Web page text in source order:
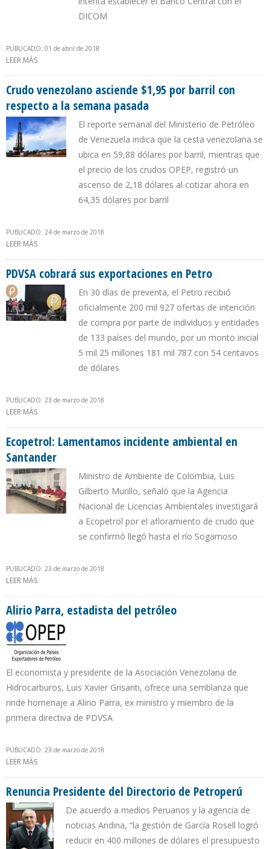
DICOM
PUBLICADO: 01 de abril de 2018
LEER MÁS
Crudo venezolano asciende $1,95 por barril con
respecto a la semana pasada
El reporte semanal del Ministerio de Petróleo
de Venezuela indica que la cesta venezolana se
ubica en 59,88 dólares por barril, mientras que
el precio de los crudos OPEP, registró un
ascenso de 2,18 dólares al cotizar ahora en
64,35 dólares por barril
PUBLICADO: 24 de marzo de 2018
LEER MÁS
PDVSA cobrará sus exportaciones en Petro
En 30 días de preventa, el Petro recibió
oficialmente 200 mil 927 ofertas de intención
de compra por parte de individuos y entidades
de 133 países del mundo, por un monto inicial
5 mil 25 millones 181 mil 787 con 54 centavos
de dólares
PUBLICADO: 23 de marzo de 2018
LEER MÁS
Ecopetrol: Lamentamos incidente ambiental en
Santander
Ministro de Ambiente de Colombia, Luis
Gilberto Murillo, señaló que la Agencia
Nacional de Licencias Ambientales investigará
a Ecopetrol por el afloramiento de crudo que
se confirmó llegó hasta el río Sogamoso
PUBLICADO: 23 de marzo de 2018
LEER MÁS
Alirio Parra, estadista del petróleo
El economista y presidente de la Asociación Venezolana de
Hidrocarburos, Luis Xavier Grisanti, ofrece una semblanza que
rinde homenaje a Alirio Parra, ex ministro y miembro de la
primera directiva de PDVSA
PUBLICADO: 23 de marzo de 2018
LEER MÁS
Renuncia Presidente del Directorio de Petroperú
De acuerdo a medios Peruanos y la agencia de
noticias Andina, “la gestión de García Rosell logró
reducir en 400 millones de dólares el presupuesto